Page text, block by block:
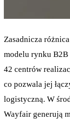
Zasadnicza
modelu rynku
42 centrów
co pozwala jej
logistyczną. W
Wayfair generują